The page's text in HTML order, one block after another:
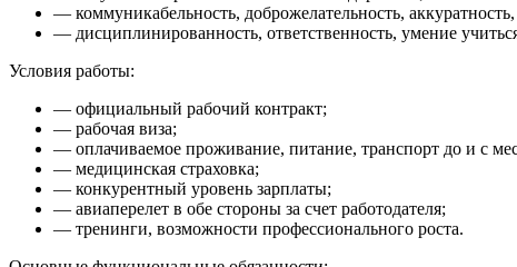
— коммуникабельность, доброжелательность,
— дисциплинированность, ответственность, умение
Условия работы:
— официальный рабочий контракт;
— рабочая виза;
— оплачиваемое проживание, питание, транспорт до и с
— медицинская страховка;
— конкурентный уровень зарплаты;
— авиаперелет в обе стороны за счет работодателя;
— тренинги, возможности профессионального роста.